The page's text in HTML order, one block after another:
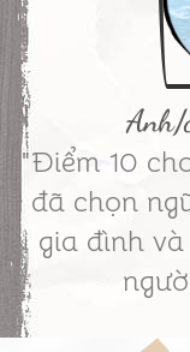
Anh/
"Điểm 10
đã chọn
gia đình